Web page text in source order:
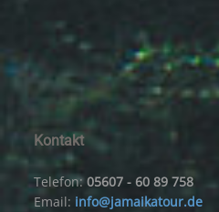
Kontakt
Telefon:05607 - 60 89 758
Email: info@jamaikatour.de